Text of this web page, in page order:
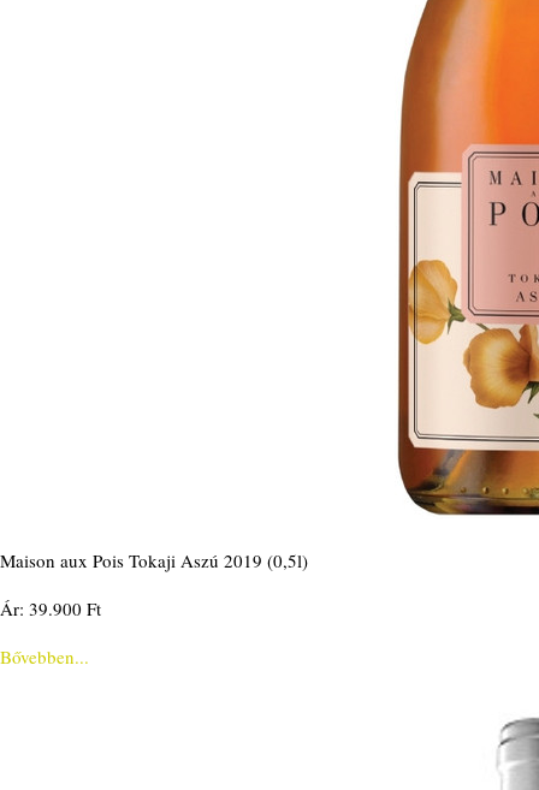
Maison aux Pois Tokaji Aszú 2019 (0,5l)
Ár: 39.900 Ft
Bővebben...